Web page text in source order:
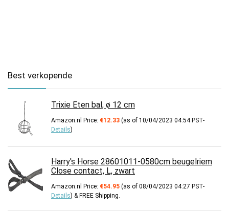
Best verkopende
Trixie Eten bal, ø 12 cm
Amazon.nl Price: €12.33 (as of 10/04/2023 04:54 PST-
Details)
Harry's Horse 28601011-0580cm beugelriem
Close contact, L, zwart
Amazon.nl Price: €54.95 (as of 08/04/2023 04:27 PST-
Details) & FREE Shipping